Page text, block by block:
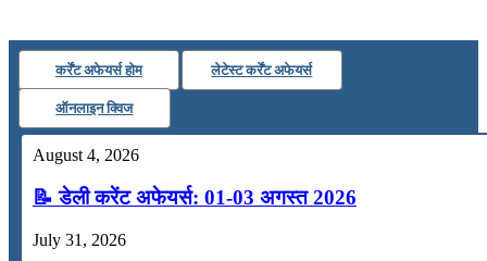
कर्रेंट अफेयर्स होम लेटेस्ट कर्रेंट अफेयर्स
ऑनलाइन क्विज
August 4, 2026
📝 डेली करेंट अफेयर्स: 01-03 अगस्त 2026
July 31, 2026